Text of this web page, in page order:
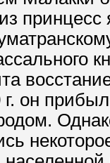
принцесс
он